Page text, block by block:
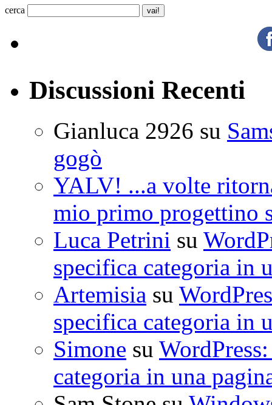
cerca
Discussioni Recenti
Gianluca 2926 su
gogò
YALV! ...a volte
mio primo progettino
Luca Petrini su
specifica categoria in
Artemisia su
specifica categoria in
Simone su
categoria in una